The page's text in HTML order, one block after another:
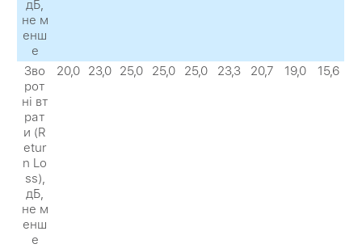
дБ,
не м
енш
е
Зво
рот
ні вт
рат
и (R
etur
n Lo
ss),
дБ,
не м
енш
е
20,0 23,0 25,0 25,0 25,0 23,3 20,7 19,0 15,6